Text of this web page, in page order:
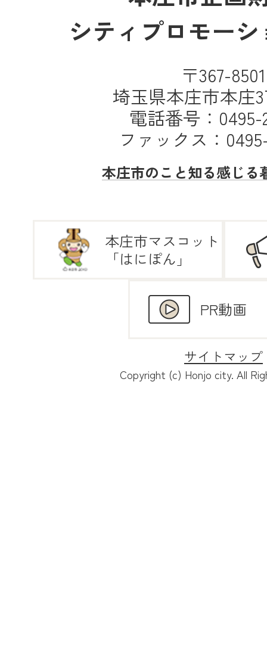
シティプロモー
〒367-8501
埼玉県本庄市本庄
電話番号：0495-
ファックス：
本庄市のこと知る感じる
本庄市マスコット
「はにぽん」
PR動画
サイトマップ
Copyright (c) Honjo city. All